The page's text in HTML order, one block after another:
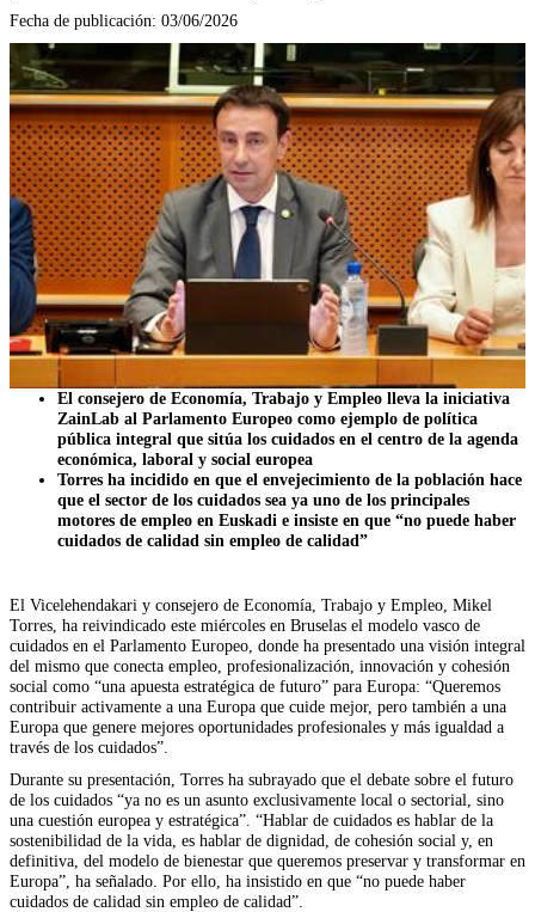
Fecha de publicación: 03/06/2026
El consejero de Economía, Trabajo y Empleo lleva la iniciativa
ZainLab al Parlamento Europeo como ejemplo de política
pública integral que sitúa los cuidados en el centro de la agenda
económica, laboral y social europea
Torres ha incidido en que el envejecimiento de la población hace
que el sector de los cuidados sea ya uno de los principales
motores de empleo en Euskadi e insiste en que “no puede haber
cuidados de calidad sin empleo de calidad”
El Vicelehendakari y consejero de Economía, Trabajo y Empleo, Mikel
Torres, ha reivindicado este miércoles en Bruselas el modelo vasco de
cuidados en el Parlamento Europeo, donde ha presentado una visión integral
del mismo que conecta empleo, profesionalización, innovación y cohesión
social como “una apuesta estratégica de futuro” para Europa: “Queremos
contribuir activamente a una Europa que cuide mejor, pero también a una
Europa que genere mejores oportunidades profesionales y más igualdad a
través de los cuidados”.
Durante su presentación, Torres ha subrayado que el debate sobre el futuro
de los cuidados “ya no es un asunto exclusivamente local o sectorial, sino
una cuestión europea y estratégica”. “Hablar de cuidados es hablar de la
sostenibilidad de la vida, es hablar de dignidad, de cohesión social y, en
definitiva, del modelo de bienestar que queremos preservar y transformar en
Europa”, ha señalado. Por ello, ha insistido en que “no puede haber
cuidados de calidad sin empleo de calidad”.